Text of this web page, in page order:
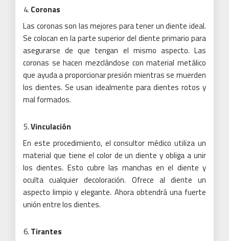
Coronas
Las coronas son las mejores para tener un diente ideal.
Se colocan en la parte superior del diente primario para
asegurarse de que tengan el mismo aspecto. Las
coronas se hacen mezclándose con material metálico
que ayuda a proporcionar presión mientras se muerden
los dientes. Se usan idealmente para dientes rotos y
mal formados.
Vinculación
En este procedimiento, el consultor médico utiliza un
material que tiene el color de un diente y obliga a unir
los dientes. Esto cubre las manchas en el diente y
oculta cualquier decoloración. Ofrece al diente un
aspecto limpio y elegante. Ahora obtendrá una fuerte
unión entre los dientes.
Tirantes